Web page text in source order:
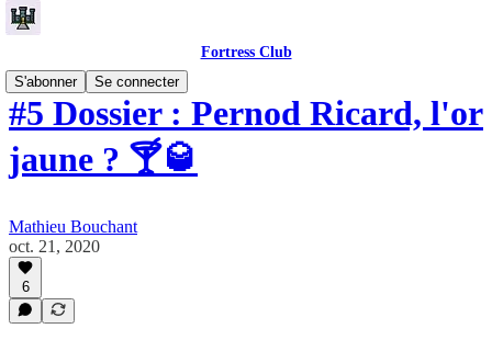
Fortress Club
S'abonner
Se connecter
#5 Dossier : Pernod Ricard, l'or
jaune ? 🍸🥃
Mathieu Bouchant
oct. 21, 2020
6